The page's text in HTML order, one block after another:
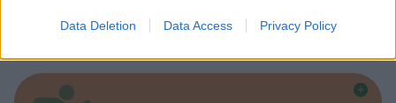
Data Deletion Data Access Privacy Policy